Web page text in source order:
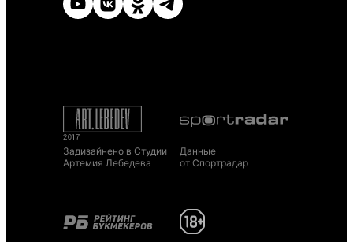
Задизайнено в Студии
Артемия Лебедева
Данные
от Спортрадар